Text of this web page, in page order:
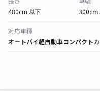
480cm 以下
300cm
対応車種
オートバイ軽自動車コンパクト